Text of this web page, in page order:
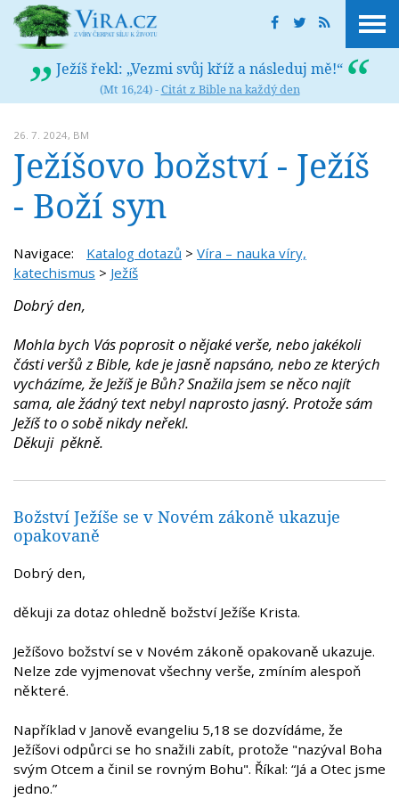
Ježíš řekl: „Vezmi svůj kříž a následuj mě!“
(Mt 16,24) -Citát z Bible na každý den
26. 7. 2024, BM
Ježíšovo božství - Ježíš
- Boží syn
Navigace: Katalog dotazů > Víra – nauka víry,
katechismus > Ježíš
Dobrý den,
Mohla bych Vás poprosit o nějaké verše, nebo jakékoli
části veršů z Bible, kde je jasně napsáno, nebo ze kterých
vycházíme, že Ježíš je Bůh? Snažila jsem se něco najít
sama, ale žádný text nebyl naprosto jasný. Protože sám
Ježíš to o sobě nikdy neřekl.
Děkuji pěkně.
Božství Ježíše se v Novém zákoně ukazuje
opakovaně
Dobrý den,
děkuji za dotaz ohledně božství Ježíše Krista.
Ježíšovo božství se v Novém zákoně opakovaně ukazuje.
Nelze zde vyjmenovat všechny verše, zmíním alespoň
některé.
Například v Janově evangeliu 5,18 se dozvídáme, že
Ježíšovi odpůrci se ho snažili zabít, protože "nazýval Boha
svým Otcem a činil se rovným Bohu". Říkal: “Já a Otec jsme
jedno.”